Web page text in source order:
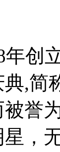
年创
,简
被誉
，